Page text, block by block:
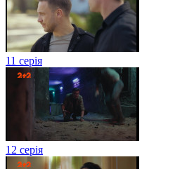
11 серія
12 серія